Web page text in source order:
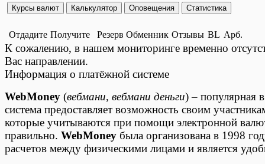
Отдадите Получите Резерв Обменник Отзывы BL Арб.
К сожалению, в нашем мониторинге временно
Вас направлении.
Информация о платёжной системе
WebMoney (вебмани, вебмани деньги) – популярная
система предоставляет возможность своим
которые учитываются при помощи электронной
правильно. WebMoney была организована в 1998
расчетов между физическими лицами и является